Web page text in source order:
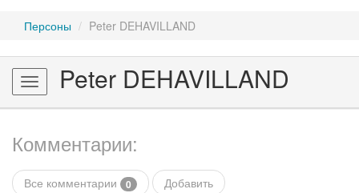
Персоны Peter DEHAVILLAND
Toggle
navigation
Peter DEHAVILLAND
Комментарии:
Все комментарии 0 Добавить